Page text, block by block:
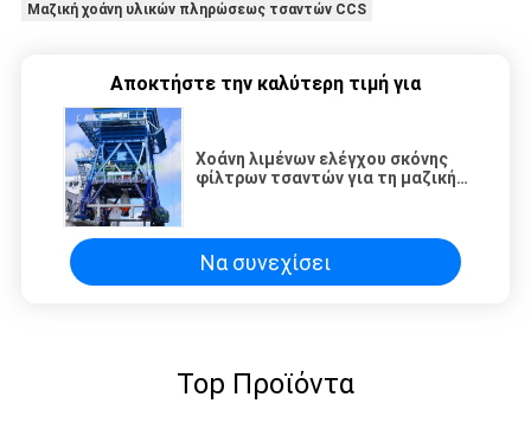
Μαζική χοάνη υλικών πληρώσεως τσαντών CCS
Αποκτήστε την καλύτερη τιμή για
Χοάνη λιμένων ελέγχου σκόνης
φίλτρων τσαντών για τη μαζική
Να συνεχίσει
Top Προϊόντα